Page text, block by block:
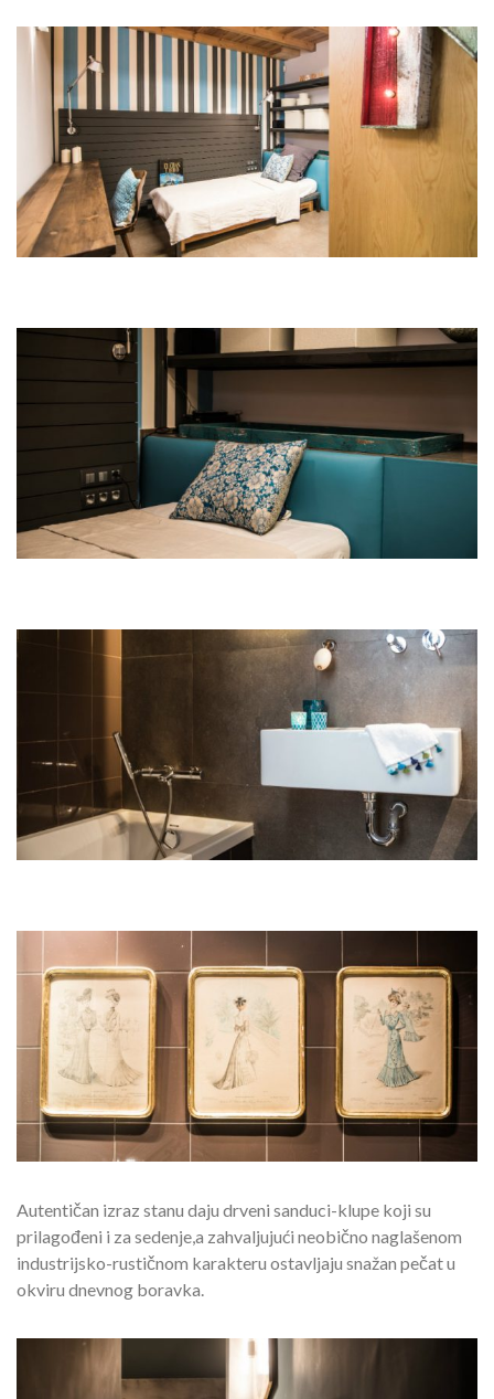
Autentičan izraz stanu daju drveni sanduci-klupe koji su
prilagođeni i za sedenje,a zahvaljujući neobično naglašenom
industrijsko-rustičnom karakteru ostavljaju snažan pečat u
okviru dnevnog boravka.